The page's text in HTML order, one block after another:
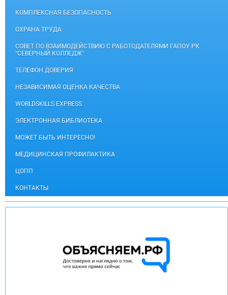
КОМПЛЕКСНАЯ БЕЗОПАСНОСТЬ
ОХРАНА ТРУДА
СОВЕТ ПО ВЗАИМОДЕЙСТВИЮ С РАБОТОДАТЕЛЯМИ ГАПОУ РК
"СЕВЕРНЫЙ КОЛЛЕДЖ"
ТЕЛЕФОН ДОВЕРИЯ
НЕЗАВИСИМАЯ ОЦЕНКА КАЧЕСТВА
WORLDSKILLS EXPRESS
ЭЛЕКТРОННАЯ БИБЛИОТЕКА
МОЖЕТ БЫТЬ ИНТЕРЕСНО!
МЕДИЦИНСКАЯ ПРОФИЛАКТИКА
ЦОПП
КОНТАКТЫ